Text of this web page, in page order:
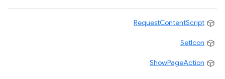
RequestContentScript
SetIcon
ShowPageAction